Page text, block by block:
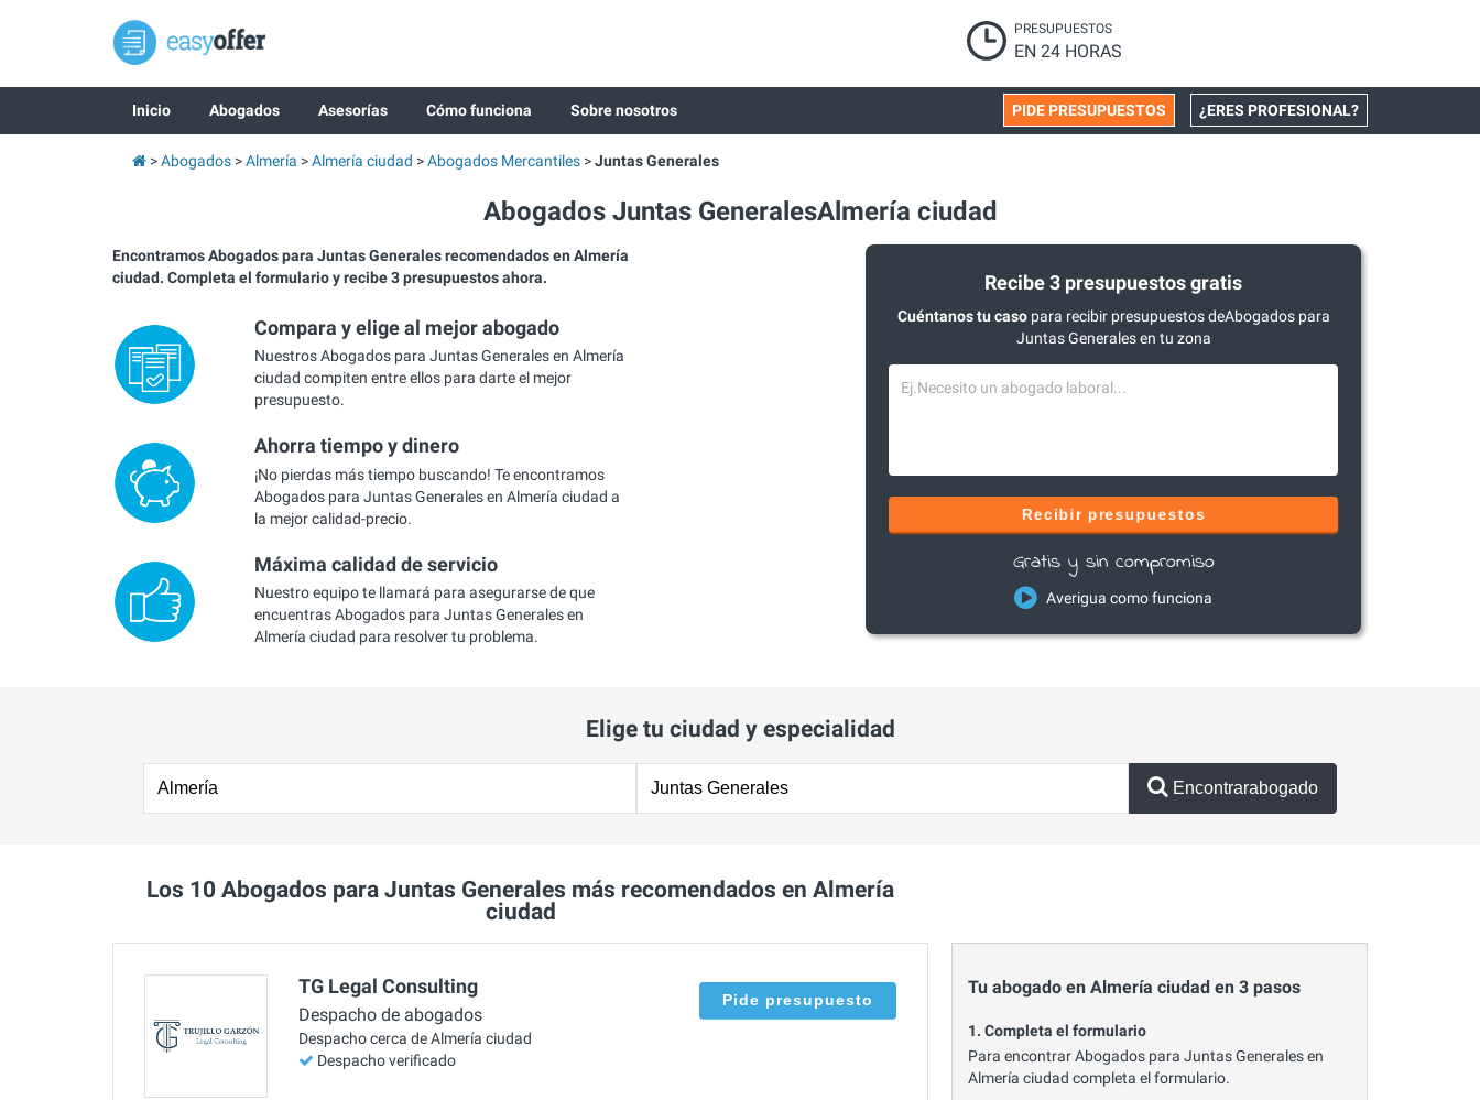
PRESUPUESTOS
EN 24 HORAS
Inicio Abogados Asesorías Cómo funciona Sobre nosotros ¿ERES PROFESIONAL?
PIDE PRESUPUESTOS
Abogados Almería Almería ciudad Abogados Mercantiles Juntas Generales
Abogados Juntas GeneralesAlmería ciudad
Encontramos Abogados para Juntas Generales recomendados en Almería
ciudad. Completa el formulario y recibe 3 presupuestos ahora.
Compara y elige al mejor abogado
Nuestros Abogados para Juntas Generales en Almería
ciudad compiten entre ellos para darte el mejor
presupuesto.
Ahorra tiempo y dinero
¡No pierdas más tiempo buscando! Te encontramos
Abogados para Juntas Generales en Almería ciudad a
la mejor calidad-precio.
Máxima calidad de servicio
Nuestro equipo te llamará para asegurarse de que
encuentras Abogados para Juntas Generales en
Almería ciudad para resolver tu problema.
Recibe 3 presupuestos gratis
Cuéntanos tu casopara recibir presupuestos deAbogados para
Juntas Generales en tu zona
Recibir presupuestos
Gratis y sin compromiso
Averigua como funciona
Elige tu ciudad y especialidad
Encontrarabogado
Los 10 Abogados para Juntas Generales más recomendados en Almería
ciudad
TG Legal Consulting
Despacho de abogados
Despacho cerca de Almería ciudad
Despacho verificado
Pide presupuesto
Tu abogado en Almería ciudad en 3 pasos
1. Completa el formulario
Para encontrar Abogados para Juntas Generales en
Almería ciudad completa el formulario.